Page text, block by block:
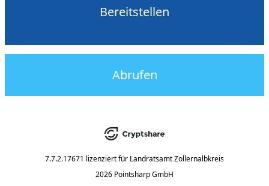
Bereitstellen
Abrufen
7.7.2.17671 lizenziert für Landratsamt Zollernalbkreis
2026 Pointsharp GmbH